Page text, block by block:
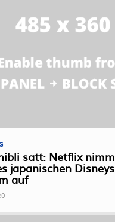
satt: Netflix
japanischen
auf